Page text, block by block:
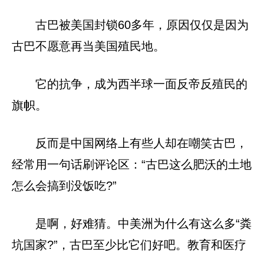
古巴被美国封锁60多年，原因仅仅是因为
古巴不愿意再当美国殖民地。
它的抗争，成为西半球一面反帝反殖民的
旗帜。
反而是中国网络上有些人却在嘲笑古巴，
经常用一句话刷评论区：“古巴这么肥沃的土地
怎么会搞到没饭吃?”
是啊，好难猜。中美洲为什么有这么多“粪
坑国家?”，古巴至少比它们好吧。教育和医疗